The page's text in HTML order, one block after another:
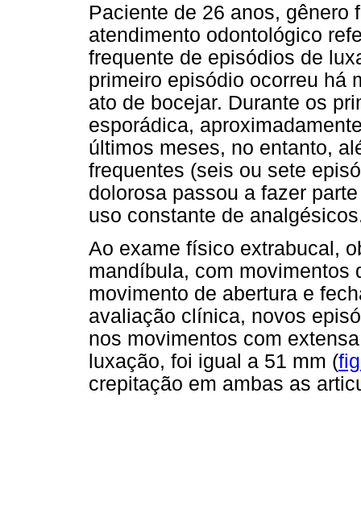
Paciente de 26 anos, gênero
atendimento odontológico
frequente de episódios de
primeiro episódio ocorreu há
ato de bocejar. Durante os
esporádica,
últimos meses, no entanto,
frequentes (seis ou sete
dolorosa passou a fazer
uso constante de
Ao exame físico extrabucal,
mandíbula, com movimentos
movimento de abertura e
avaliação clínica, novos
nos movimentos com
luxação, foi igual a 51 mm (
crepitação em ambas as